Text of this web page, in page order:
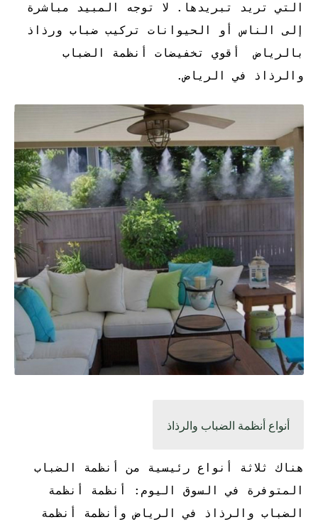
التي تريد تبريدها. لا توجه المبيد مباشرة
إلى الناس أو الحيوانات
تركيب ضباب ورذاذ
بالرياض أقوي تخفيضات أنظمة الضباب
والرذاذ في الرياض.
أنواع أنظمة الضباب والرذاذ
هناك ثلاثة أنواع رئيسية من أنظمة الضباب
المتوفرة في السوق اليوم: أنظمة أنظمة
الضباب والرذاذ في الرياض وأنظمة أنظمة